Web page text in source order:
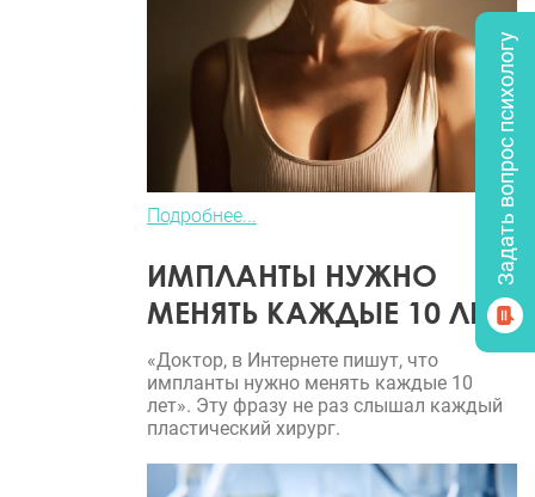
Подробнее...
ИМПЛАНТЫ НУЖНО
МЕНЯТЬ КАЖДЫЕ 10 ЛЕТ?
«Доктор, в Интернете пишут, что
импланты нужно менять каждые 10
лет». Эту фразу не раз слышал каждый
пластический хирург.
Задать вопрос психологу